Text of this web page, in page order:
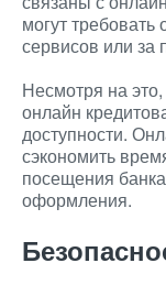
могут
сервисов или за
Несмотря на
онлайн
доступности.
сэкономить
посещения
оформления.